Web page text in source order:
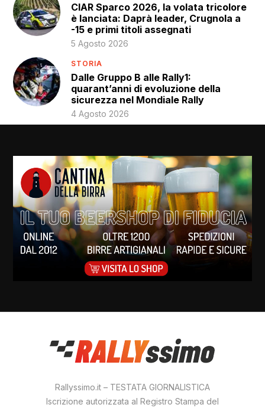
CIAR Sparco 2026, la volata tricolore
è lanciata: Daprà leader, Crugnola a
-15 e primi titoli assegnati
5 Agosto 2026
STORIA
Dalle Gruppo B alle Rally1:
quarant’anni di evoluzione della
sicurezza nel Mondiale Rally
4 Agosto 2026
Rallyssimo.it – TESTATA GIORNALISTICA
Iscrizione autorizzata al Registro Stampa del